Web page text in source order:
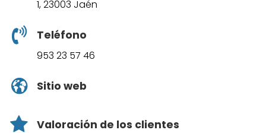
1, 23003 Jaén
Teléfono
953 23 57 46
Sitio web
Valoración de los clientes